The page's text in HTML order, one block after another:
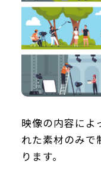
映像の内容によ
れた素材のみで
ります。